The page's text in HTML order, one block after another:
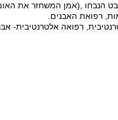
הנבחו ,(אמן המשחזר את
רפואת האבנים.
רפואה אלטרנטיבית-